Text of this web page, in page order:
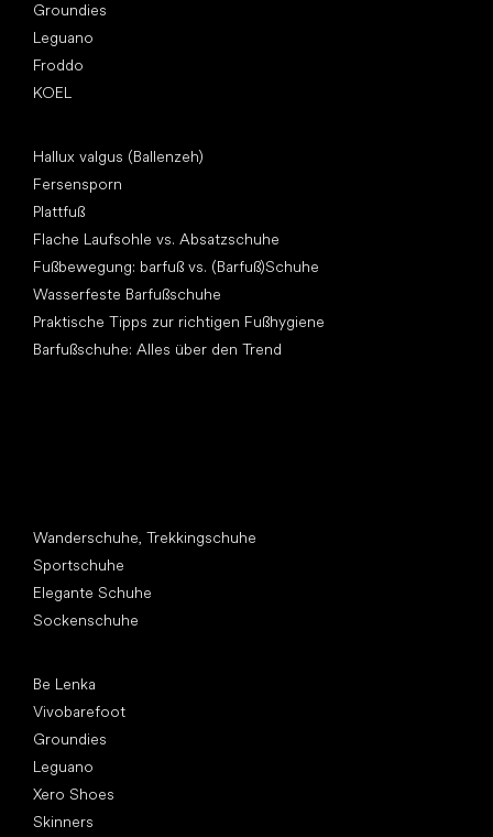
Groundies
Leguano
Froddo
KOEL
Hallux valgus (Ballenzeh)
Fersensporn
Plattfuß
Flache Laufsohle vs. Absatzschuhe
Fußbewegung: barfuß vs. (Barfuß)Schuhe
Wasserfeste Barfußschuhe
Praktische Tipps zur richtigen Fußhygiene
Barfußschuhe: Alles über den Trend
Wanderschuhe, Trekkingschuhe
Sportschuhe
Elegante Schuhe
Sockenschuhe
Be Lenka
Vivobarefoot
Groundies
Leguano
Xero Shoes
Skinners